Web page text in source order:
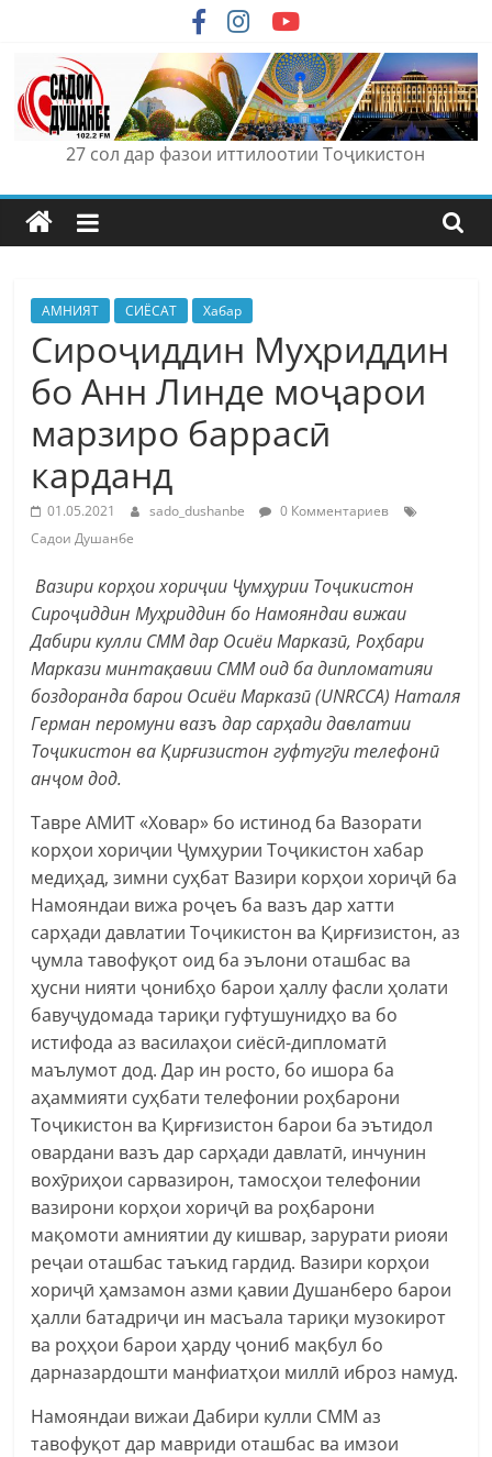
content
27 сол дар фазои иттилоотии Тоҷикистон
АМНИЯТ СИЁСАТ Хабар
Сироҷиддин Муҳриддин
бо Анн Линде моҷарои
марзиро баррасӣ
карданд
01.05.2021 sado_dushanbe
0 Комментариев
Садои Душанбе
Вазири корҳои хориҷии Ҷумҳурии Тоҷикистон
Сироҷиддин Муҳриддин бо Намояндаи вижаи
Дабири кулли СММ дар Осиёи Марказӣ, Роҳбари
Маркази минтақавии СММ оид ба дипломатияи
боздоранда барои Осиёи Марказӣ (UNRCCA) Наталя
Герман перомуни вазъ дар сарҳади давлатии
Тоҷикистон ва Қирғизистон гуфтугӯи телефонӣ
анҷом дод.
Тавре АМИТ «Ховар» бо истинод ба Вазорати
корҳои хориҷии Ҷумҳурии Тоҷикистон хабар
медиҳад, зимни суҳбат Вазири корҳои хориҷӣ ба
Намояндаи вижа роҷеъ ба вазъ дар хатти
сарҳади давлатии Тоҷикистон ва Қирғизистон, аз
ҷумла тавофуқот оид ба эълони оташбас ва
ҳусни нияти ҷонибҳо барои ҳаллу фасли ҳолати
бавуҷудомада тариқи гуфтушунидҳо ва бо
истифода аз василаҳои сиёсӣ-дипломатӣ
маълумот дод. Дар ин росто, бо ишора ба
аҳаммияти суҳбати телефонии роҳбарони
Тоҷикистон ва Қирғизистон барои ба эътидол
овардани вазъ дар сарҳади давлатӣ, инчунин
вохӯриҳои сарвазирон, тамосҳои телефонии
вазирони корҳои хориҷӣ ва роҳбарони
мақомоти амниятии ду кишвар, зарурати риояи
реҷаи оташбас таъкид гардид. Вазири корҳои
хориҷӣ ҳамзамон азми қавии Душанберо барои
ҳалли батадриҷи ин масъала тариқи музокирот
ва роҳҳои барои ҳарду ҷониб мақбул бо
дарназардошти манфиатҳои миллӣ иброз намуд.
Намояндаи вижаи Дабири кулли СММ аз
тавофуқот дар мавриди оташбас ва имзои